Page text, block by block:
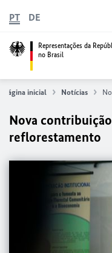
Representações da
no Brasil
PT DE
Página inicial Notícias
Nova
reflorestamento